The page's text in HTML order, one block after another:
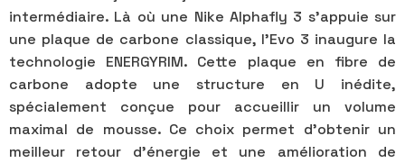
intermédiaire. Là où une Nike Alphafly 3 s'appuie sur
une plaque de carbone classique, l'Evo 3 inaugure la
technologie ENERGYRIM. Cette plaque en fibre de
carbone adopte une structure en U inédite,
spécialement conçue pour accueillir un volume
maximal de mousse. Ce choix permet d'obtenir un
meilleur retour d'énergie et une amélioration de